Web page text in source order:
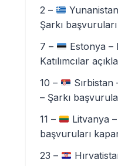
2 –
Şarkı
7 –
Estonya –
Katılımcılar
10 –
– Şarkı
11 –
Litvanya
başvuruları
23 –